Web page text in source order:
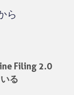
ら
Filing 2.0
る